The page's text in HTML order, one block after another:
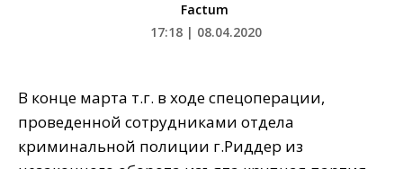
Factum
17:18 | 08.04.2020
В конце марта т.г. в ходе спецоперации,
проведенной сотрудниками отдела
криминальной полиции г.Риддер из